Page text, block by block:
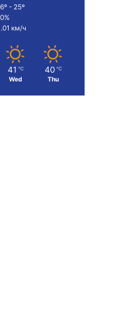
- 25º
км/ч
41 ℃
Wed
40 ℃
Thu